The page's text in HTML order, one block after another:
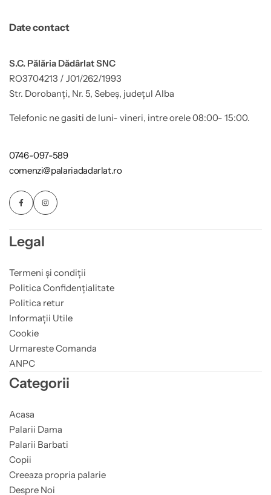
Date contact
S.C. Pălăria Dădârlat SNC
RO3704213 / J01/262/1993
Str. Dorobanți, Nr. 5, Sebeș, județul Alba
Telefonic ne gasiti de luni- vineri, intre orele 08:00- 15:00.
0746-097-589
comenzi@palariadadarlat.ro
Legal
Termeni și condiții
Politica Confidențialitate
Politica retur
Informații Utile
Cookie
Urmareste Comanda
ANPC
Categorii
Acasa
Palarii Dama
Palarii Barbati
Copii
Creeaza propria palarie
Despre Noi